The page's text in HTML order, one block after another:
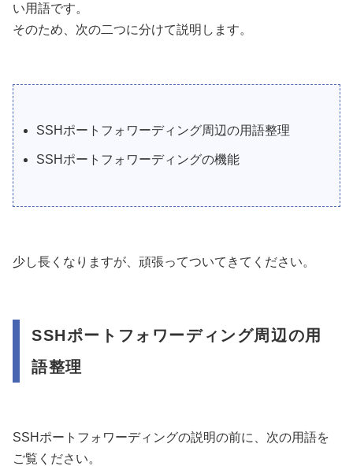
い用語です。
そのため、次の二つに分けて説明します。
SSHポートフォワーディング周辺の用語整理
SSHポートフォワーディングの機能
少し長くなりますが、頑張ってついてきてください。
SSHポートフォワーディング周辺の用
語整理
SSHポートフォワーディングの説明の前に、次の用語を
ご覧ください。